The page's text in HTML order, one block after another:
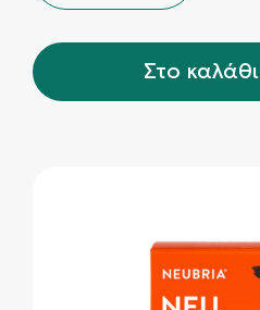
Στο καλάθι